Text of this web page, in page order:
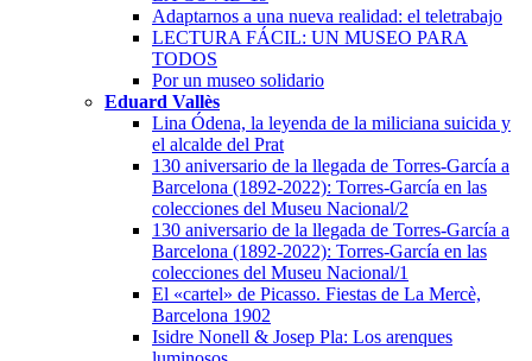
Adaptarnos a una nueva realidad: el teletrabajo
LECTURA FÁCIL: UN MUSEO PARA
TODOS
Por un museo solidario
Eduard Vallès
Lina Ódena, la leyenda de la miliciana suicida y
el alcalde del Prat
130 aniversario de la llegada de Torres-García a
Barcelona (1892-2022): Torres-García en las
colecciones del Museu Nacional/2
130 aniversario de la llegada de Torres-García a
Barcelona (1892-2022): Torres-García en las
colecciones del Museu Nacional/1
El «cartel» de Picasso. Fiestas de La Mercè,
Barcelona 1902
Isidre Nonell & Josep Pla: Los arenques